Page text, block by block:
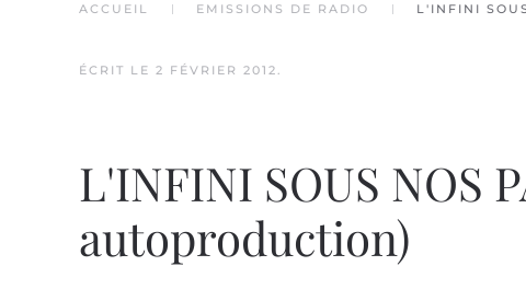
ACCUEIL EMISSIONS DE RADIO L'INFINI
ÉCRIT LE 2 FÉVRIER 2012.
L'INFINI SOUS NOS
autoproduction)